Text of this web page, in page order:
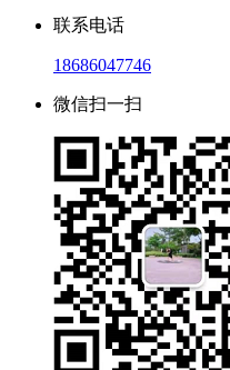
联系电话
18686047746
微信扫一扫